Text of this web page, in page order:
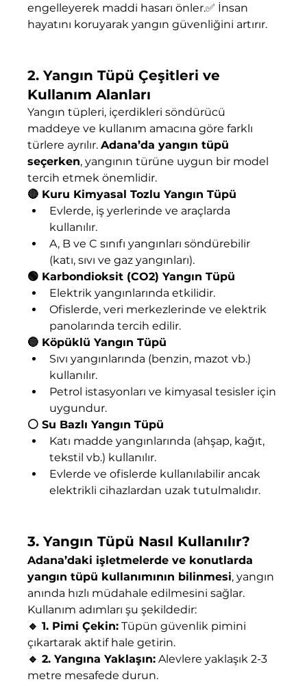
engelleyerek maddi hasarı önler.✅ İnsan
hayatını koruyarak yangın güvenliğini artırır.
2. Yangın Tüpü Çeşitleri ve
Kullanım Alanları
Yangın tüpleri, içerdikleri söndürücü
maddeye ve kullanım amacına göre farklı
türlere ayrılır. Adana’da yangın tüpü
seçerken, yangının türüne uygun bir model
tercih etmek önemlidir.
🔴 Kuru Kimyasal Tozlu Yangın Tüpü
Evlerde, iş yerlerinde ve araçlarda
kullanılır.
A, B ve C sınıfı yangınları söndürebilir
(katı, sıvı ve gaz yangınları).
🟢 Karbondioksit (CO2) Yangın Tüpü
Elektrik yangınlarında etkilidir.
Ofislerde, veri merkezlerinde ve elektrik
panolarında tercih edilir.
🔵 Köpüklü Yangın Tüpü
Sıvı yangınlarında (benzin, mazot vb.)
kullanılır.
Petrol istasyonları ve kimyasal tesisler için
uygundur.
⚪️ Su Bazlı Yangın Tüpü
Katı madde yangınlarında (ahşap, kağıt,
tekstil vb.) kullanılır.
Evlerde ve ofislerde kullanılabilir ancak
elektrikli cihazlardan uzak tutulmalıdır.
3. Yangın Tüpü Nasıl Kullanılır?
Adana’daki işletmelerde ve konutlarda
yangın tüpü kullanımının bilinmesi, yangın
anında hızlı müdahale edilmesini sağlar.
Kullanım adımları şu şekildedir:
🔹 1. Pimi Çekin: Tüpün güvenlik pimini
çıkartarak aktif hale getirin.
🔹 2. Yangına Yaklaşın: Alevlere yaklaşık 2-3
metre mesafede durun.